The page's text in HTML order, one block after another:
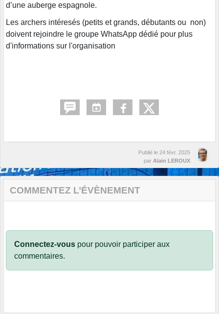
d’une auberge espagnole.
Les archers intéresés (petits et grands, débutants ou non)
doivent rejoindre le groupe WhatsApp dédié pour plus
d'informations sur l'organisation
Publié le 24 févr. 2025
par Alain LEROUX
COMMENTEZ L’ÉVÈNEMENT
Connectez-vous pour pouvoir participer aux
commentaires.